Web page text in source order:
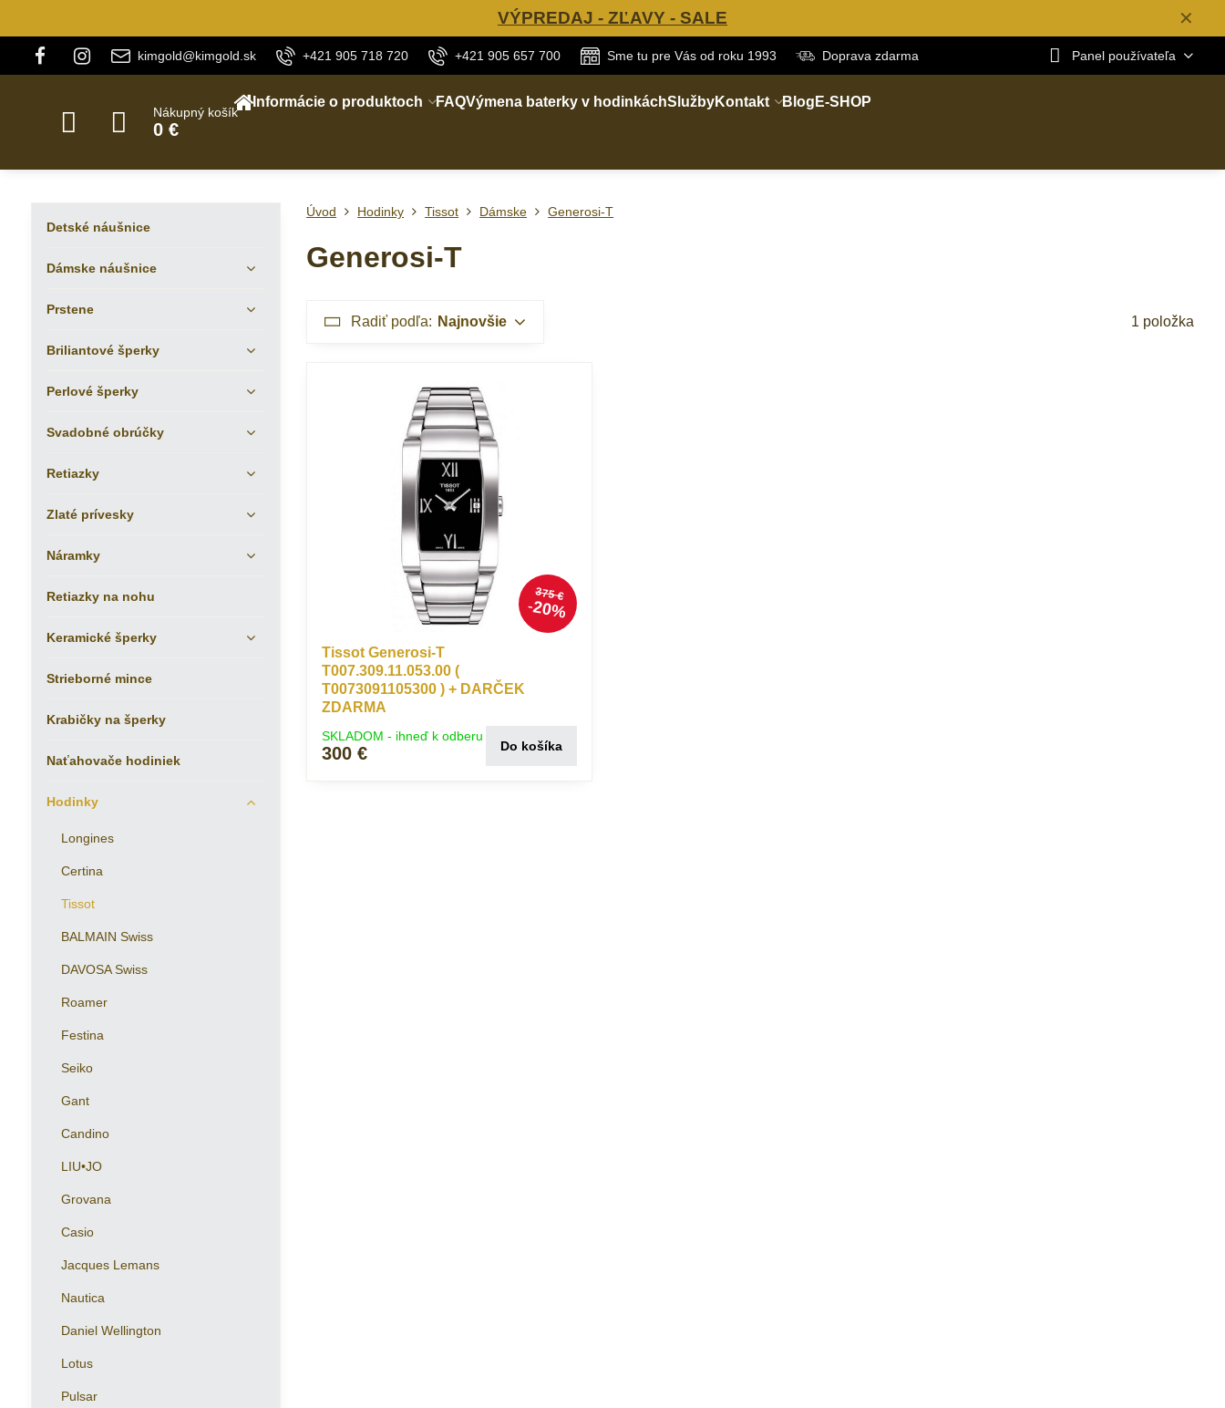
✕
VÝPREDAJ - ZĽAVY - SALE
kimgold@kimgold.sk +421 905 718 720 +421 905 657 700 Sme tu pre Vás od roku 1993 Doprava zdarma Panel používateľa
Nákupný košík
0 €
Informácie o produktoch FAQVýmena baterky v hodinkáchSlužbyKontakt Blog E-SHOP
Úvod Hodinky Tissot Dámske Generosi-T
Generosi-T
Radiť podľa: Najnovšie 1 položka
375 €
20%
Tissot Generosi-T
T007.309.11.053.00 (
T0073091105300 ) + DARČEK
ZDARMA
SKLADOM - ihneď k odberu
300 € Do košíka
Detské náušnice
Dámske náušnice
Prstene
Briliantové šperky
Perlové šperky
Svadobné obrúčky
Retiazky
Zlaté prívesky
Náramky
Retiazky na nohu
Keramické šperky
Strieborné mince
Krabičky na šperky
Naťahovače hodiniek
Hodinky
Longines
Certina
Tissot
BALMAIN Swiss
DAVOSA Swiss
Roamer
Festina
Seiko
Gant
Candino
LIU•JO
Grovana
Casio
Jacques Lemans
Nautica
Daniel Wellington
Lotus
Pulsar